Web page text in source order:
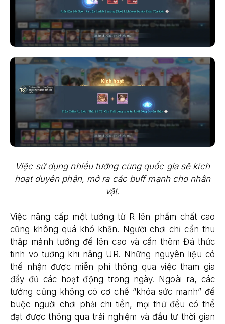
Việc sử dụng nhiều tướng cùng quốc gia sẽ kích
hoạt duyên phận, mở ra các buff mạnh cho nhân
vật.
Việc nâng cấp một tướng từ R lên phẩm chất cao
cũng không quá khó khăn. Người chơi chỉ cần thu
thập mảnh tướng để lên cao và cần thêm Đá thức
tỉnh võ tướng khi nâng UR. Những nguyên liệu có
thể nhận được miễn phí thông qua việc tham gia
đầy đủ các hoạt động trong ngày. Ngoài ra, các
tướng cũng không có cơ chế “khóa sức mạnh” để
buộc người chơi phải chi tiền, mọi thứ đều có thể
đạt được thông qua trải nghiệm và đầu tư thời gian